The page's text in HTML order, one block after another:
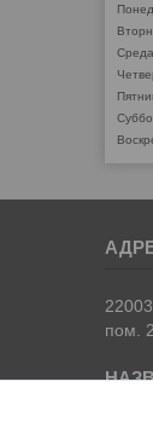
Среда
пом.